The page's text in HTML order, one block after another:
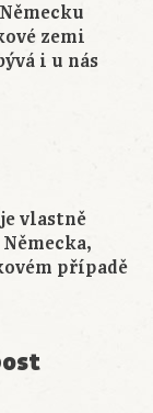
zemi
i u nás
vlastně
případě